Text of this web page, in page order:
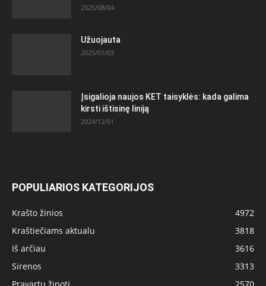
2025/08/04
Užuojauta
2025/01/03
Įsigalioja naujos KET taisyklės: kada galima
kirsti ištisinę liniją
2024/12/01
POPULIARIOS KATEGORIJOS
Krašto žinios
4972
Kraštiečiams aktualu
3818
Iš arčiau
3616
Sirenos
3313